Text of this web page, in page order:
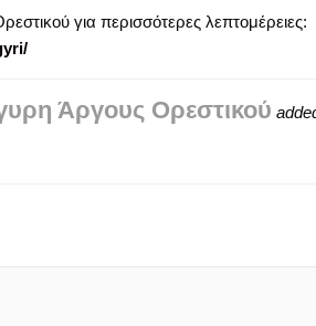
για περισσότερες λεπτομέρειες:
Άργους Ορεστικού